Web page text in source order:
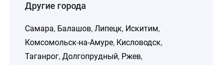
Другие города
Самара, Балашов, Липецк, Искитим,
Комсомольск-на-Амуре, Кисловодск,
Таганрог, Долгопрудный, Ржев,